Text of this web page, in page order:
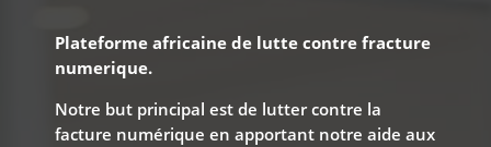
Plateforme africaine de lutte contre fracture
numerique.
Notre but principal est de lutter contre la
facture numérique en apportant notre aide aux